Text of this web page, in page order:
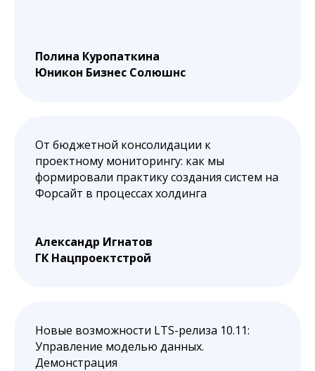
Полина Куропаткина
Юникон Бизнес Солюшнс
От бюджетной консолидации к
проектному мониторингу: как мы
формировали практику создания систем на
Форсайт в процессах холдинга
Александр Игнатов
ГК Нацпроектстрой
Новые возможности LTS-релиза 10.11:
Управление моделью данных.
Демонстрация